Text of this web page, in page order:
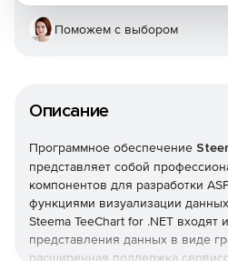
Описание
Программное обеспечение
представляет собой
компонентов для разработки
функциями визуализации
Steema TeeChart for .NET входят
представления данных в виде
расширенная поддержка
Поможем с выбором